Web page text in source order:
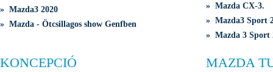
» Mazda3 2020
» Mazda - Ötcsillagos show Genfben
» Mazda CX-3.
» Mazda3 Sport
» Mazda 3 Sport
KONCEPCIÓ MAZDA